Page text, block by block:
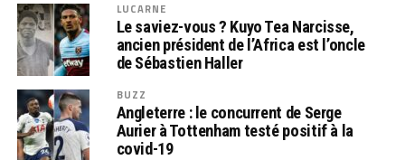
LUCARNE
Le saviez-vous ? Kuyo Tea Narcisse,
ancien président de l’Africa est l’oncle
de Sébastien Haller
BUZZ
Angleterre : le concurrent de Serge
Aurier à Tottenham testé positif à la
covid-19